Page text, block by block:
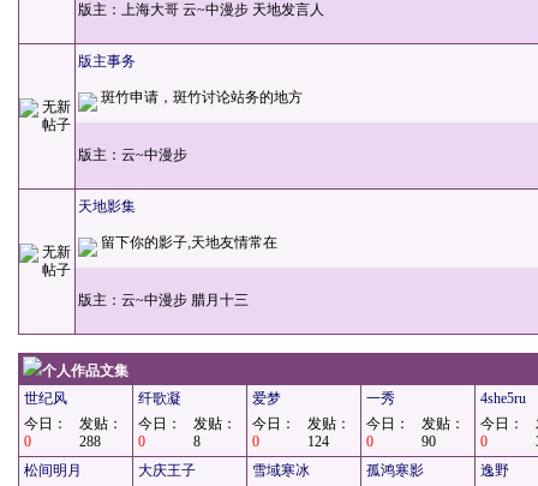
版主： 上海大哥 云~中漫步 天地发言人
版主事务
斑竹申请，斑竹讨论站务的地方
版主： 云~中漫步
天地影集
留下你的影子,天地友情常在
版主： 云~中漫步 腊月十三
个人作品文集
世纪风
今日：
0
发贴：
288
纤歌凝
今日：
0
发贴：
8
爱梦
今日：
0
发贴：
124
一秀
今日：
0
发贴：
90
4she5ru
今日：
0
松间明月
大庆王子
雪域寒冰
孤鸿寒影
逸野